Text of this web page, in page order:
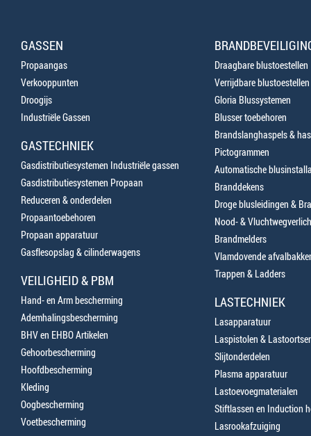
GASSEN
Propaangas
Verkooppunten
Droogijs
Industriële Gassen
GASTECHNIEK
Gasdistributiesystemen Industriële gassen
Gasdistributiesystemen Propaan
Reduceren & onderdelen
Propaantoebehoren
Propaan apparatuur
Gasflesopslag & cilinderwagens
VEILIGHEID & PBM
Hand- en Arm bescherming
Ademhalingsbescherming
BHV en EHBO Artikelen
Gehoorbescherming
Hoofdbescherming
Kleding
Oogbescherming
Voetbescherming
Draagbare blustoestellen
Verrijdbare blustoestellen
Gloria Blussystemen
Blusser toebehoren
Brandslanghaspels &
Pictogrammen
Automatische
Branddekens
Droge blusleidingen &
Nood- &
Brandmelders
Vlamdovende
Trappen & Ladders
LASTECHNIEK
Lasapparatuur
Laspistolen &
Slijtonderdelen
Plasma apparatuur
Lastoevoegmaterialen
Stiftlassen en Induction
Lasrookafzuiging